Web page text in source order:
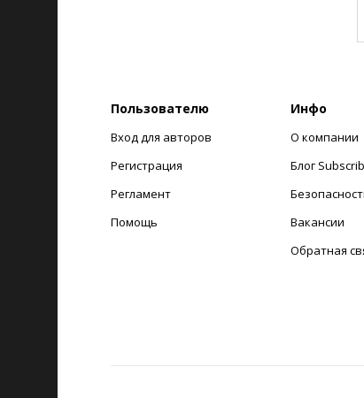
Пользователю
Вход для авторов
Регистрация
Регламент
Помощь
Инфо
О компании
Блог
Вакансии
Обратная